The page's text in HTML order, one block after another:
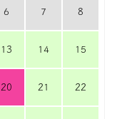
6 7 8
13 14 15
20 21 22